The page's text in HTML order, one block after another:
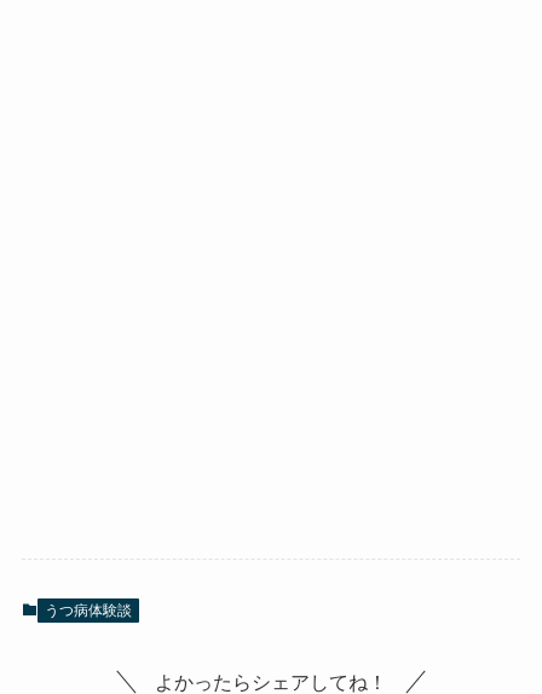
うつ病体験談
よかったらシェアしてね！